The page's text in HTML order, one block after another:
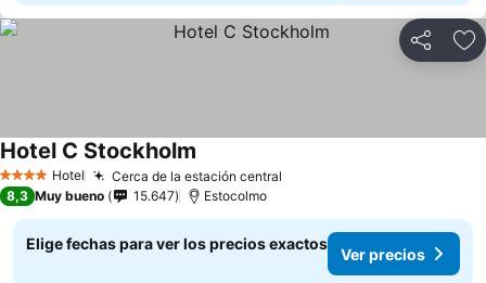
Compartir
4 EstrellasHotel Cerca de la estación central
Hotel C Stockholm
8,3 Muy bueno 15.647 Estocolmo
Elige fechas para ver los precios exactos
Ver precios